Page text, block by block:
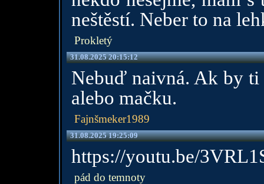
neštěstí. Neber to na
Prokletý
31.08.2025 20:15:12
Nebuď naivná. Ak by
alebo mačku.
Fajnšmeker1989
31.08.2025 19:25:09
https://youtu.be/
pád do temnoty